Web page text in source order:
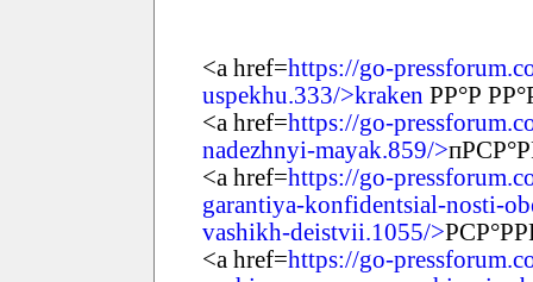
<a href=https://go-
uspekhu.333/>kraken РР°Р
<a href=https://go-
nadezhnyi-mayak.859/>
<a href=https://go-
garantiya-konfidentsial-nosti-
vashikh-deistvii.1055/>
<a href=https://go-